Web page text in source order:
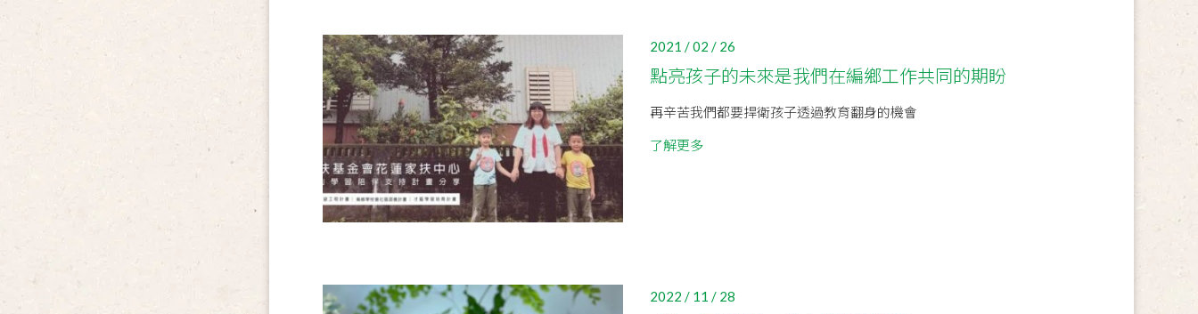
2021 / 02 / 26
點亮孩子的未來是我們在編鄉工作共同的期盼
再辛苦我們都要捍衛孩子透過教育翻身的機會
了解更多
2022 / 11 / 28